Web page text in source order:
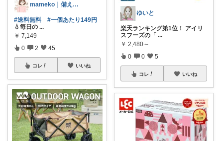
mameko｜備える暮らし
#送料無料
#一個あたり149円
💧毎日の ...
￥ 7,149
0 2 45
コレ いいね
ゆいと
楽天ランキング第1位！ アイリ
スフーズの「 ...
￥ 2,480～
0 0 5
コレ いいね